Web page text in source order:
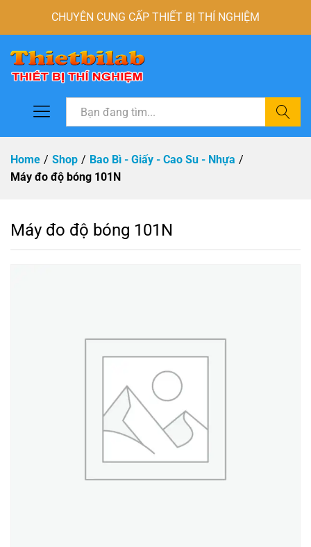
CHUYÊN CUNG CẤP THIẾT BỊ THÍ NGHIỆM
Tìm
Home / Shop / Bao Bì - Giấy - Cao Su - Nhựa /
Máy đo độ bóng 101N
Máy đo độ bóng 101N